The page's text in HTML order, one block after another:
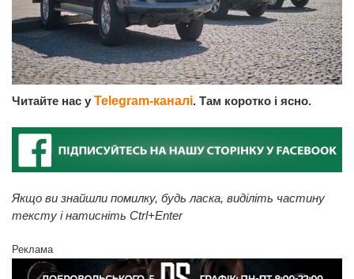
Читайте нас у Telegram-каналі. Там коротко і ясно.
Якщо ви знайшли помилку, будь ласка, виділіть частину
тексту і натисніть Ctrl+Enter
Реклама